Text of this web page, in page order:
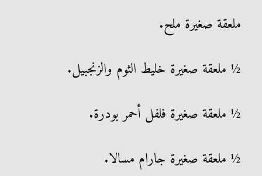
ملعقة صغيرة ملح.
½ ملعقة صغيرة خليط الثوم والزنجبيل.
½ ملعقة صغيرة فلفل أحمر بودرة.
½ ملعقة صغيرة جارام مسالا.